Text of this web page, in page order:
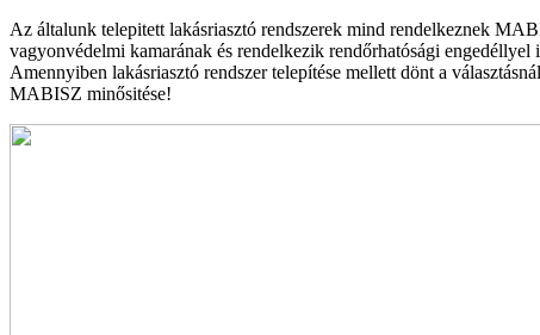
Az általunk telepitett lakásriasztó rendszerek mind rendelkeznek
vagyonvédelmi kamarának és rendelkezik rendőrhatósági
Amennyiben lakásriasztó rendszer telepítése mellett dönt a
MABISZ minősitése!